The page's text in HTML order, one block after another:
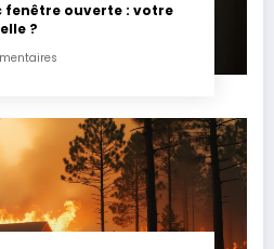
fenêtre ouverte : votre
?